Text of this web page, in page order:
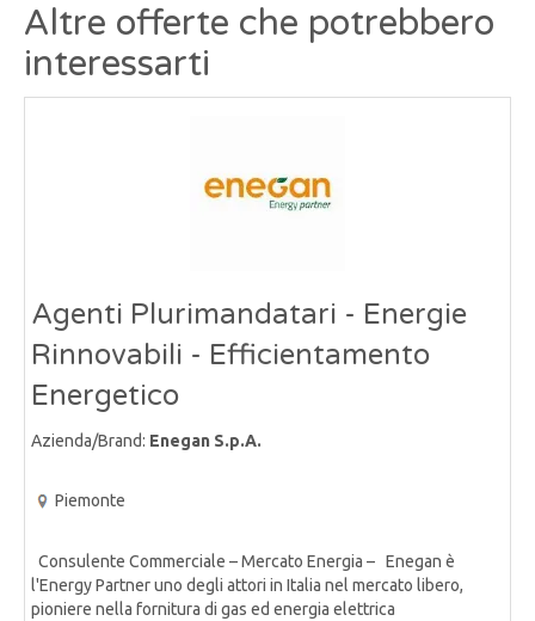
Altre offerte che potrebbero
interessarti
Agenti Plurimandatari - Energie
Rinnovabili - Efficientamento
Energetico
Azienda/Brand: Enegan S.p.A.
Piemonte
Consulente Commerciale – Mercato Energia – Enegan è
l'Energy Partner uno degli attori in Italia nel mercato libero,
pioniere nella fornitura di gas ed energia elettrica